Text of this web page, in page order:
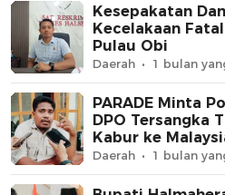
Kesepakatan
Kecelakaan
Pulau Obi
Daerah 1 bulan
PARADE Minta
DPO Tersangka
Kabur ke
Daerah 1 bulan